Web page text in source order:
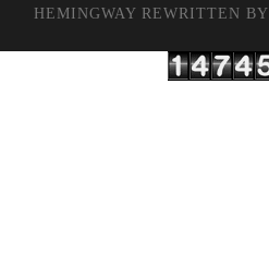
HEMINGWAY REWRITTEN BY